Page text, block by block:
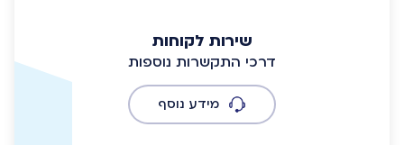
שירות לקוחות
דרכי התקשרות נוספות
מידע נוסף